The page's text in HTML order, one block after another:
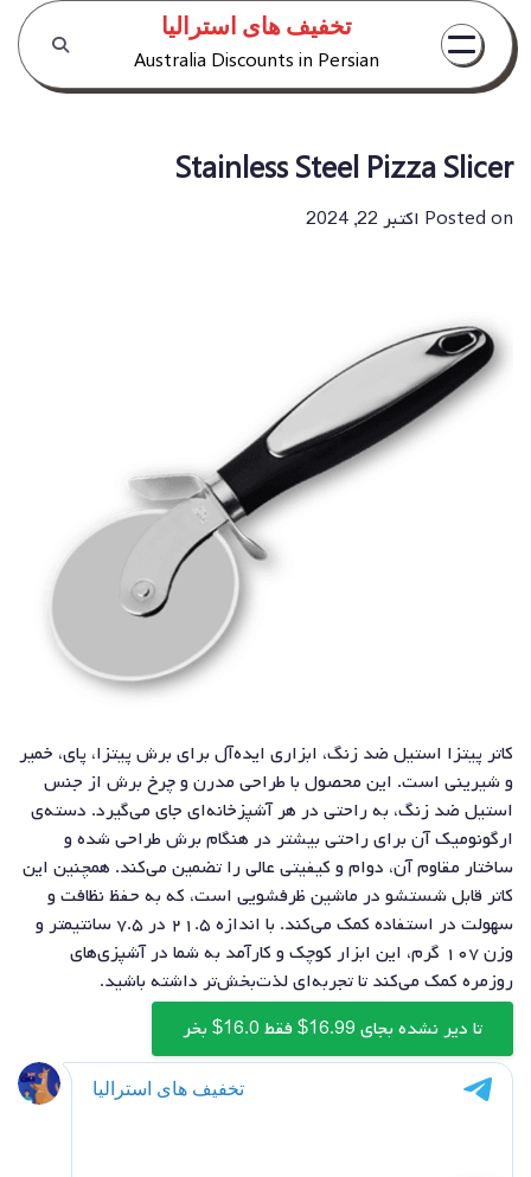
Skip
to
content
تخفیف های استرالیا
Australia Discounts in Persian
Stainless Steel Pizza Slicer
Posted on اکتبر 22, 2024
کاتر پیتزا استیل ضد زنگ، ابزاری ایده‌آل برای برش پیتزا، پای، خمیر
و شیرینی است. این محصول با طراحی مدرن و چرخ برش از جنس
استیل ضد زنگ، به راحتی در هر آشپزخانه‌ای جای می‌گیرد. دسته‌ی
ارگونومیک آن برای راحتی بیشتر در هنگام برش طراحی شده و
ساختار مقاوم آن، دوام و کیفیتی عالی را تضمین می‌کند. همچنین این
کاتر قابل شستشو در ماشین ظرفشویی است، که به حفظ نظافت و
سهولت در استفاده کمک می‌کند. با اندازه ۲۱.۵ در ۷.۵ سانتیمتر و
وزن ۱۰۷ گرم، این ابزار کوچک و کارآمد به شما در آشپزی‌های
روزمره کمک می‌کند تا تجربه‌ای لذت‌بخش‌تر داشته باشید.
تا دیر نشده بجای 16.99$ فقط 16.0$ بخر